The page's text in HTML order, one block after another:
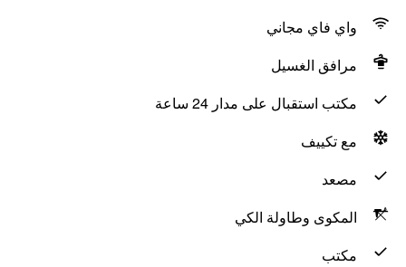
واي فاي مجاني
مرافق الغسيل
مكتب استقبال على مدار 24 ساعة
مع تكييف
مصعد
المكوى وطاولة الكي
مكتب